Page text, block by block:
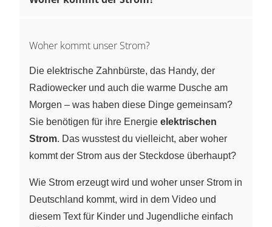
Woher kommt unser Strom?
Die elektrische Zahnbürste, das Handy, der
Radiowecker und auch die warme Dusche am
Morgen – was haben diese Dinge gemeinsam?
Sie benötigen für ihre Energie elektrischen
Strom. Das wusstest du vielleicht, aber woher
kommt der Strom aus der Steckdose überhaupt?
Wie Strom erzeugt wird und woher unser Strom in
Deutschland kommt, wird in dem Video und
diesem Text für Kinder und Jugendliche einfach